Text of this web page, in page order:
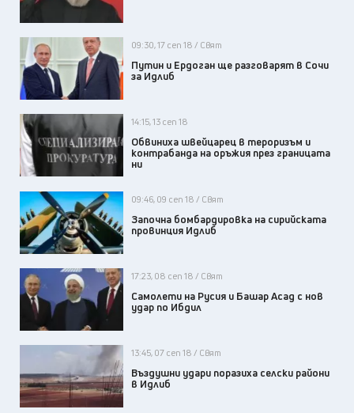
09:30, 17 сеп 18 / Свят
Путин и Ердоган ще разговарят в Сочи
за Идлиб
14:15, 13 сеп 18
Обвиниха швейцарец в тероризъм и
контрабанда на оръжия през границата
ни
09:46, 09 сеп 18 / Свят
Започна бомбардировка на сирийската
провинция Идлиб
17:23, 08 сеп 18 / Свят
Самолети на Русия и Башар Асад с нов
удар по Ибдил
13:45, 07 сеп 18 / Свят
Въздушни удари поразиха селски райони
в Идлиб